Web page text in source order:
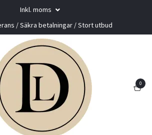
Inkl. moms
/ Säkra betalningar / Stort utbud
0